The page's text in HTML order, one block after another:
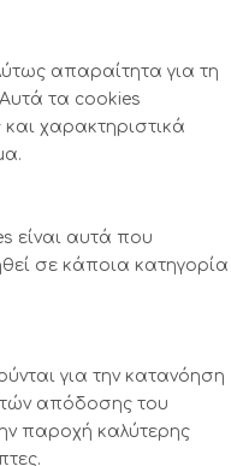
απαραίτητα για τη
τα cookies
και χαρακτηριστικά
είναι αυτά που
σε κάποια κατηγορία
για την κατανόηση
απόδοσης του
παροχή καλύτερης